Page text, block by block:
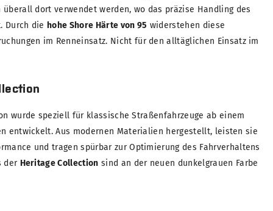
dort verwendet werden, wo das präzise Handling des
Durch die hohe Shore Härte von 95 widerstehen diese
im Renneinsatz. Nicht für den alltäglichen Einsatz im
wurde speziell für klassische Straßenfahrzeuge ab einem
entwickelt. Aus modernen Materialien hergestellt, leisten sie
und tragen spürbar zur Optimierung des Fahrverhaltens
der Heritage Collection sind an der neuen dunkelgrauen Farbe